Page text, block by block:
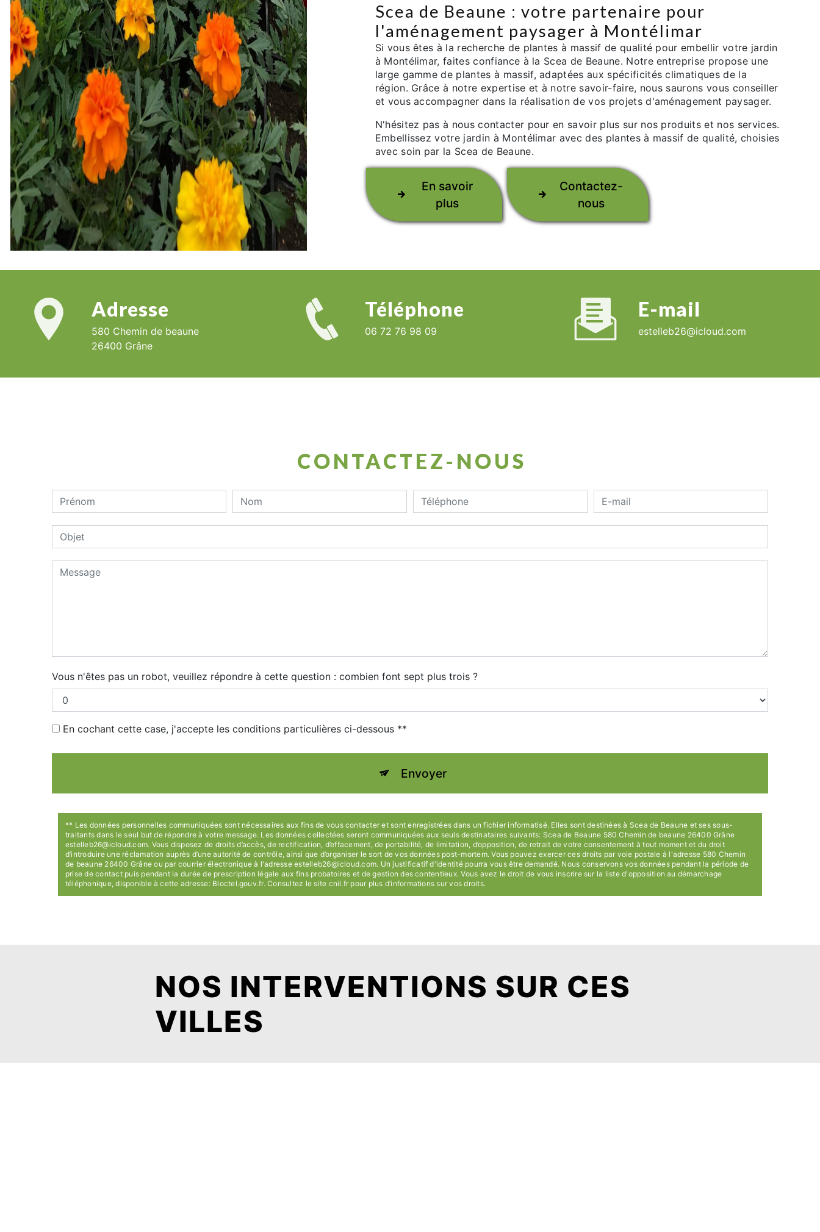
Scea de Beaune : votre partenaire pour
l'aménagement paysager à Montélimar
Si vous êtes à la recherche de plantes à massif de qualité pour embellir votre jardin
à Montélimar, faites confiance à la Scea de Beaune. Notre entreprise propose une
large gamme de plantes à massif, adaptées aux spécificités climatiques de la
région. Grâce à notre expertise et à notre savoir-faire, nous saurons vous conseiller
et vous accompagner dans la réalisation de vos projets d'aménagement paysager.
N'hésitez pas à nous contacter pour en savoir plus sur nos produits et nos services.
Embellissez votre jardin à Montélimar avec des plantes à massif de qualité, choisies
avec soin par la Scea de Beaune.
En savoir
plus
Contactez-
nous
Adresse
580 Chemin de beaune
26400 Grâne
Téléphone
06 72 76 98 09
E-mail
estelleb26@icloud.com
CONTACTEZ-NOUS
Vous n'êtes pas un robot, veuillez répondre à cette question : combien font sept plus trois ?
En cochant cette case, j'accepte les conditions particulières ci-dessous **
Envoyer
** Les données personnelles communiquées sont nécessaires aux fins de vous contacter et sont enregistrées dans un fichier informatisé. Elles sont destinées à Scea de Beaune et ses sous-
traitants dans le seul but de répondre à votre message. Les données collectées seront communiquées aux seuls destinataires suivants: Scea de Beaune 580 Chemin de beaune 26400 Grâne
estelleb26@icloud.com. Vous disposez de droits d’accès, de rectification, d’effacement, de portabilité, de limitation, d’opposition, de retrait de votre consentement à tout moment et du droit
d’introduire une réclamation auprès d’une autorité de contrôle, ainsi que d’organiser le sort de vos données post-mortem. Vous pouvez exercer ces droits par voie postale à l'adresse 580 Chemin
de beaune 26400 Grâne ou par courrier électronique à l'adresse estelleb26@icloud.com. Un justificatif d'identité pourra vous être demandé. Nous conservons vos données pendant la période de
prise de contact puis pendant la durée de prescription légale aux fins probatoires et de gestion des contentieux. Vous avez le droit de vous inscrire sur la liste d'opposition au démarchage
téléphonique, disponible à cette adresse: Bloctel.gouv.fr. Consultez le site cnil.fr pour plus d’informations sur vos droits.
NOS INTERVENTIONS SUR CES
VILLES